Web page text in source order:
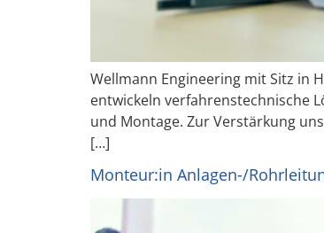
Wellmann Engineering mit Sitz in
entwickeln verfahrenstechnische
und Montage. Zur Verstärkung
[…]
Monteur:in Anlagen-/